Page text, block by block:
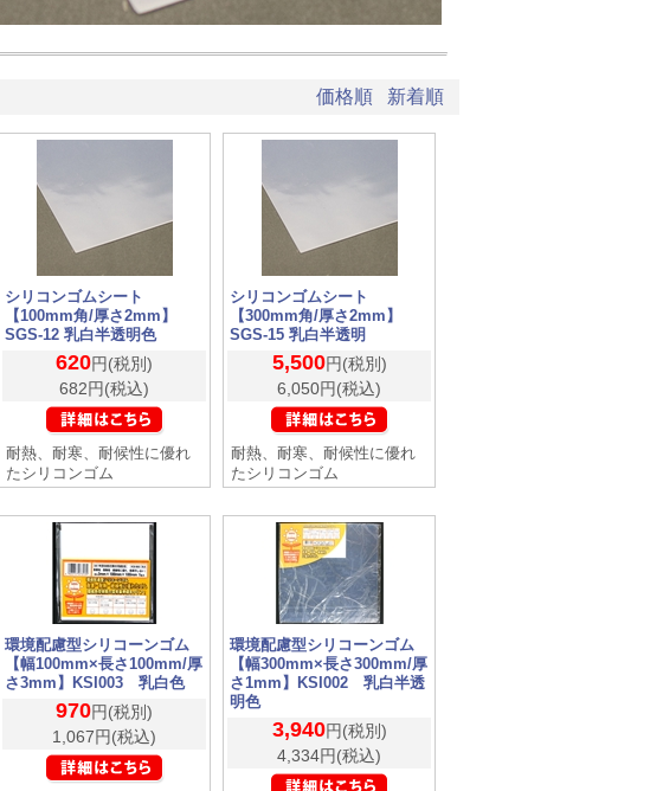
価格順 新着順
シリコンゴムシート
【100mm角/厚さ2mm】
SGS-12 乳白半透明色
620円(税別)
682円(税込)
耐熱、耐寒、耐候性に優れ
たシリコンゴム
シリコンゴムシート
【300mm角/厚さ2mm】
SGS-15 乳白半透明
5,500円(税別)
6,050円(税込)
耐熱、耐寒、耐候性に優れ
たシリコンゴム
環境配慮型シリコーンゴム
【幅100mm×長さ100mm/厚
さ3mm】KSI003 乳白色
970円(税別)
1,067円(税込)
環境配慮型シリコーンゴム
【幅300mm×長さ300mm/厚
さ1mm】KSI002 乳白半透
明色
3,940円(税別)
4,334円(税込)